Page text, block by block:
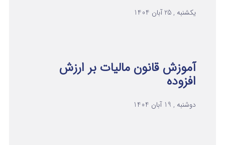
یکشنبه , 25 آبان 1404
آموزش قانون مالیات بر ارزش
افزوده
دوشنبه , 19 آبان 1404